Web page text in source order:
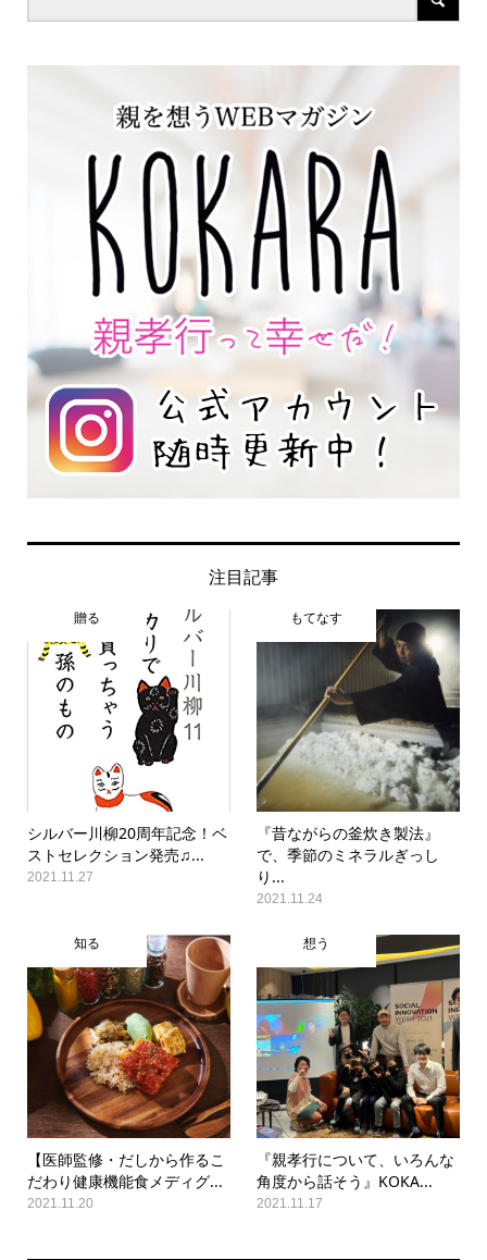
注目記事
贈る
シルバー川柳20周年記念！ベ
ストセレクション発売♫...
2021.11.27
もてなす
『昔ながらの釜炊き製法』
で、季節のミネラルぎっし
り...
2021.11.24
知る
【医師監修・だしから作るこ
だわり健康機能食メディグ...
2021.11.20
想う
『親孝行について、いろんな
角度から話そう』KOKA...
2021.11.17